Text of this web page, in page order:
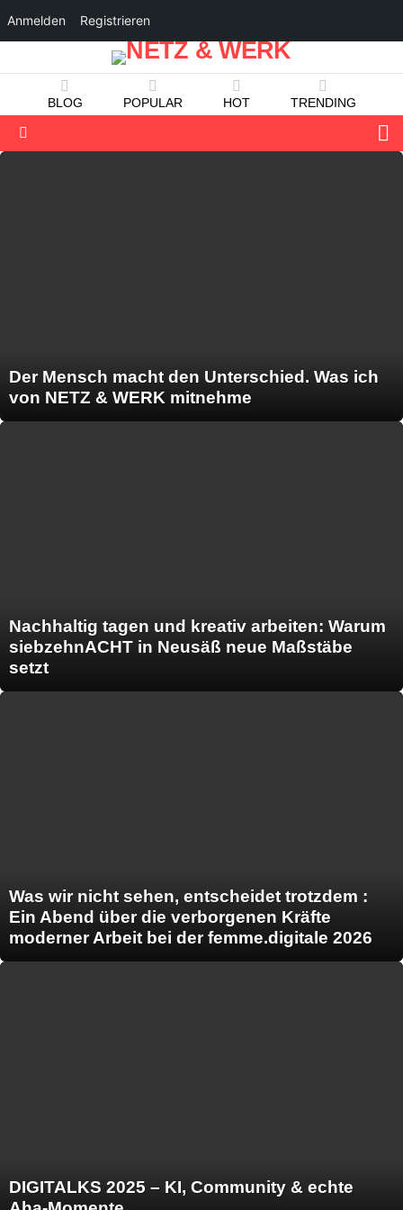
BLOG POPULAR HOT TRENDING
Der Mensch macht den Unterschied. Was ich
von NETZ & WERK mitnehme
Nachhaltig tagen und kreativ arbeiten: Warum
siebzehnACHT in Neusäß neue Maßstäbe
setzt
Was wir nicht sehen, entscheidet trotzdem :
Ein Abend über die verborgenen Kräfte
moderner Arbeit bei der femme.digitale 2026
DIGITALKS 2025 – KI, Community & echte
Anmelden Registrieren